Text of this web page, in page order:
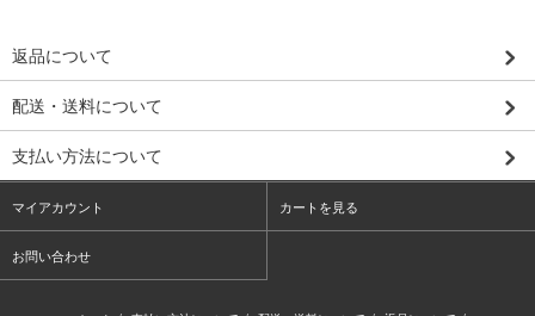
返品について
配送・送料について
支払い方法について
マイアカウント カートを見る
お問い合わせ